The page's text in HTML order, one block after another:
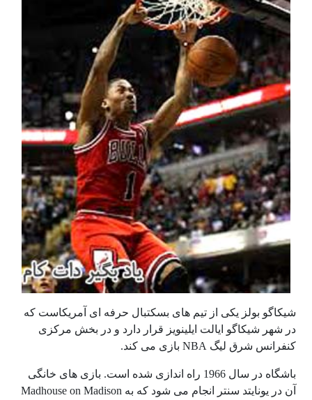
شیکاگو بولز یکی از تیم های بسکتبال حرفه ای آمریکاست که
در شهر شیکاگو ایالت ایلینویز قرار دارد و در بخش مرکزی
کنفرانس شرق لیگ NBA بازی می کند.
باشگاه در سال 1966 راه اندازی شده است. بازی های خانگی
آن در یونایتد سنتر انجام می شود که به Madhouse on Madison